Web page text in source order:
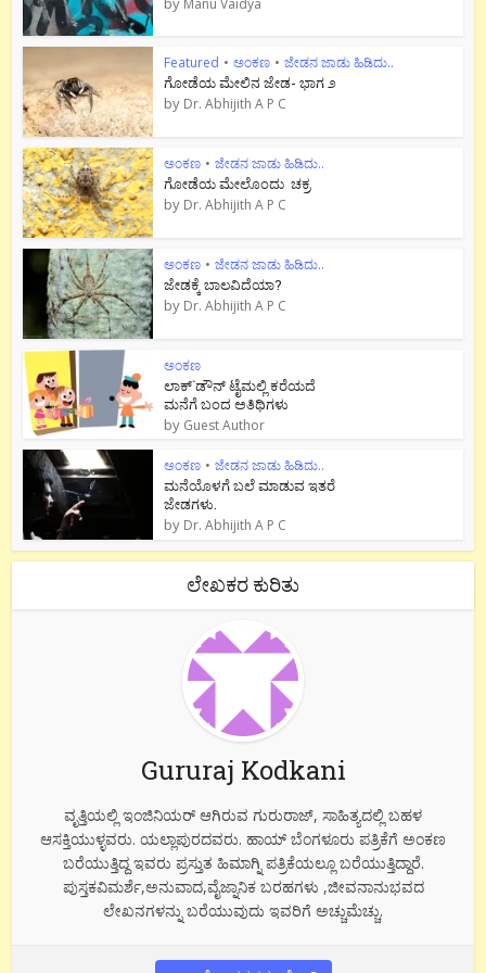
Featured • ಅಂಕಣ • ಜೇಡನ ಜಾಡು ಹಿಡಿದು..
ಗೋಡೆಯ ಮೇಲಿನ ಜೇಡ- ಭಾಗ ೨
by Dr. Abhijith A P C
ಅಂಕಣ • ಜೇಡನ ಜಾಡು ಹಿಡಿದು..
ಗೋಡೆಯ ಮೇಲೊಂದು ಚಕ್ರ
by Dr. Abhijith A P C
ಅಂಕಣ • ಜೇಡನ ಜಾಡು ಹಿಡಿದು..
ಜೇಡಕ್ಕೆ ಬಾಲವಿದೆಯಾ?
by Dr. Abhijith A P C
ಅಂಕಣ
ಲಾಕ್`ಡೌನ್ ಟೈಮಲ್ಲಿ ಕರೆಯದೆ
ಮನೆಗೆ ಬಂದ ಅತಿಥಿಗಳು
by Guest Author
ಅಂಕಣ • ಜೇಡನ ಜಾಡು ಹಿಡಿದು..
ಮನೆಯೊಳಗೆ ಬಲೆ ಮಾಡುವ ಇತರೆ
ಜೇಡಗಳು.
by Dr. Abhijith A P C
ಲೇಖಕರ ಕುರಿತು
Gururaj Kodkani
ವೃತ್ತಿಯಲ್ಲಿ ಇಂಜಿನಿಯರ್ ಆಗಿರುವ ಗುರುರಾಜ್, ಸಾಹಿತ್ಯದಲ್ಲಿ ಬಹಳ
ಆಸಕ್ತಿಯುಳ್ಳವರು. ಯಲ್ಲಾಪುರದವರು. ಹಾಯ್ ಬೆಂಗಳೂರು ಪತ್ರಿಕೆಗೆ ಅಂಕಣ
ಬರೆಯುತ್ತಿದ್ದ ಇವರು ಪ್ರಸ್ತುತ ಹಿಮಾಗ್ನಿ ಪತ್ರಿಕೆಯಲ್ಲೂ ಬರೆಯುತ್ತಿದ್ದಾರೆ.
ಪುಸ್ತಕವಿಮರ್ಶೆ,ಅನುವಾದ,ವೈಜ್ನಾನಿಕ ಬರಹಗಳು ,ಜೀವನಾನುಭವದ
ಲೇಖನಗಳನ್ನು ಬರೆಯುವುದು ಇವರಿಗೆ ಅಚ್ಚುಮೆಚ್ಚು.